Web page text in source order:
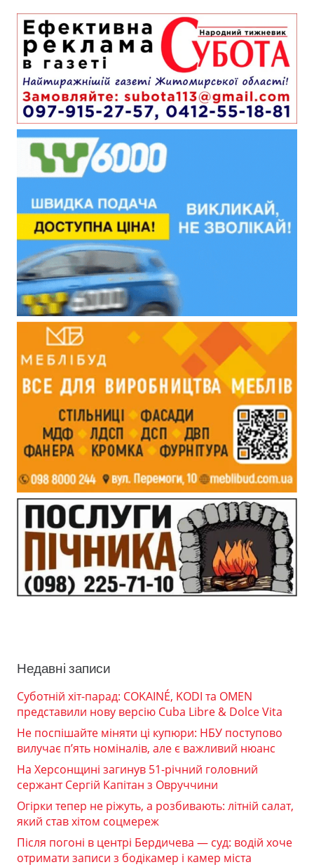
Недавні записи
Суботній хіт-парад: COKAINÉ, KODI та OMEN
представили нову версію Cuba Libre & Dolce Vita
Не поспішайте міняти ці купюри: НБУ поступово
вилучає п’ять номіналів, але є важливий нюанс
На Херсонщині загинув 51-річний головний
сержант Сергій Капітан з Овруччини
Огірки тепер не ріжуть, а розбивають: літній салат,
який став хітом соцмереж
Після погоні в центрі Бердичева — суд: водій хоче
отримати записи з бодікамер і камер міста